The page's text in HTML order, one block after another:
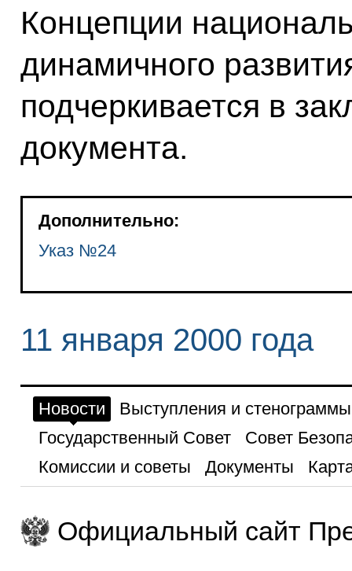
Концепции
динамичного
подчеркивается в
документа.
Дополнительно:
Указ №24
11 января 2000 года
Новости
Выступления и стенограммы
Государственный Совет
Совет
Комиссии и советы
Документы
Официальный сайт